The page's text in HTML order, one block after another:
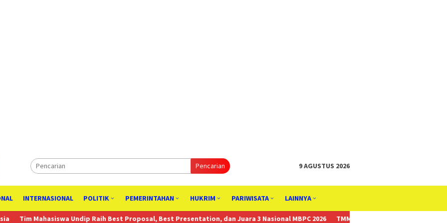
Pencarian 9 AGUSTUS 2026
INTERNASIONAL POLITIK PEMERINTAHAN HUKRIM PARIWISATA LAINNYA
Undip Raih Best Proposal, Best Presentation, dan Juara 3 Nasional MBPC 2026 TMMD Ke-129 Tak Hanya Membangun, Tapi Juga